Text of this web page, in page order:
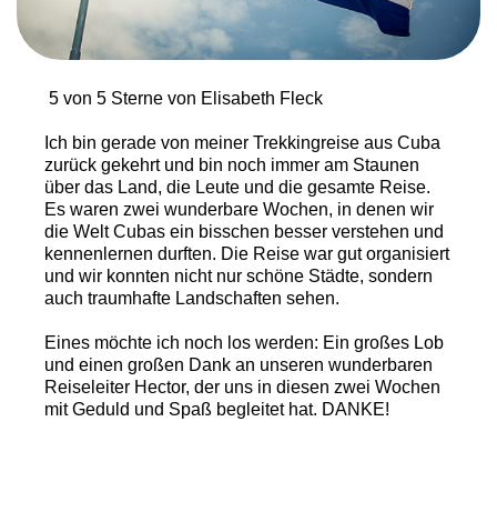
5 von 5 Sterne von Elisabeth Fleck
Ich bin gerade von meiner Trekkingreise aus Cuba
zurück gekehrt und bin noch immer am Staunen
über das Land, die Leute und die gesamte Reise.
Es waren zwei wunderbare Wochen, in denen wir
die Welt Cubas ein bisschen besser verstehen und
kennenlernen durften. Die Reise war gut organisiert
und wir konnten nicht nur schöne Städte, sondern
auch traumhafte Landschaften sehen.
Eines möchte ich noch los werden: Ein großes Lob
und einen großen Dank an unseren wunderbaren
Reiseleiter Hector, der uns in diesen zwei Wochen
mit Geduld und Spaß begleitet hat. DANKE!